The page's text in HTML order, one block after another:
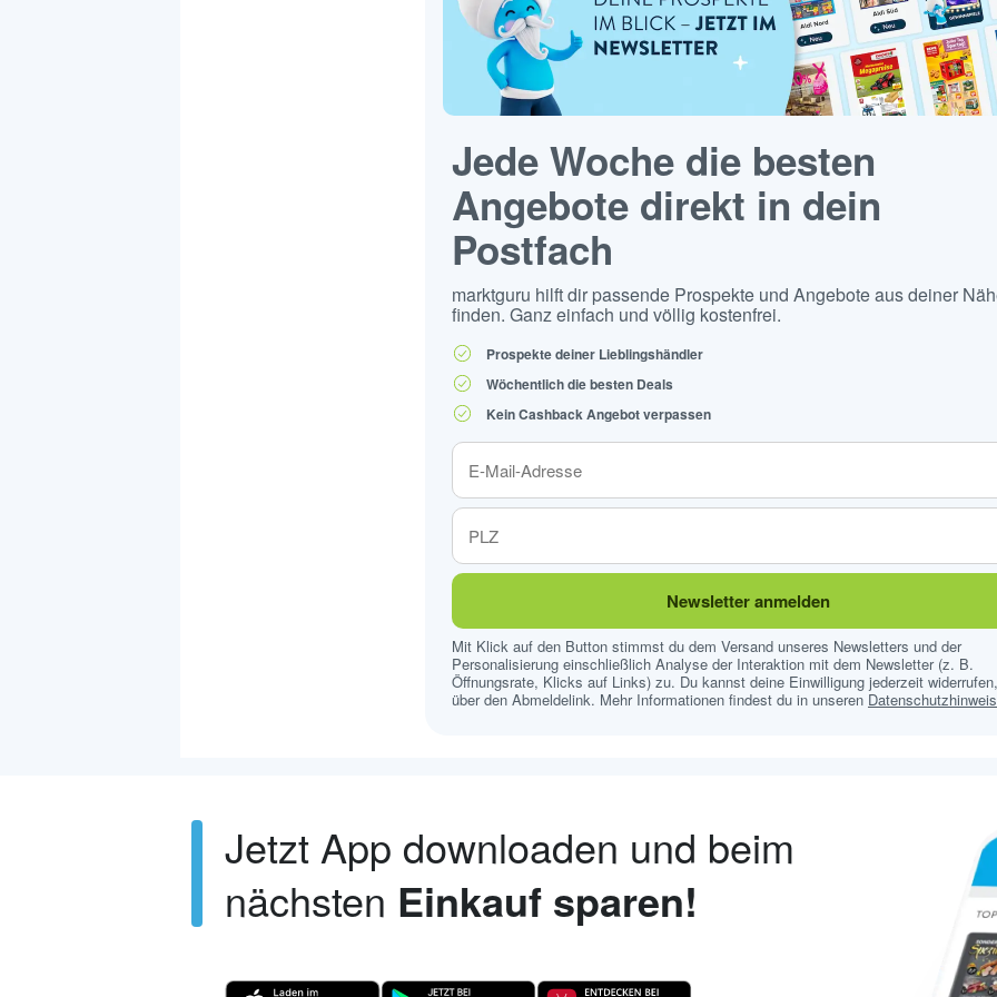
Jede Woche die besten
Angebote direkt in dein
Postfach
marktguru hilft dir passende Prospekte und Angebote aus deiner
finden. Ganz einfach und völlig kostenfrei.
Prospekte deiner Lieblingshändler
Wöchentlich die besten Deals
Kein Cashback Angebot verpassen
Newsletter anmelden
Mit Klick auf den Button stimmst du dem Versand unseres Newsletters und der
Personalisierung einschließlich Analyse der Interaktion mit dem Newsletter (z. B.
Öffnungsrate, Klicks auf Links) zu. Du kannst deine Einwilligung jederzeit
über den Abmeldelink. Mehr Informationen findest du in unseren
Jetzt App downloaden und beim
nächsten Einkauf sparen!